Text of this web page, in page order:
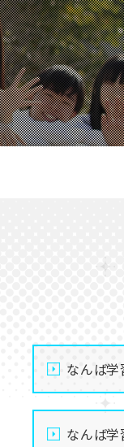
なんば学
なんば学